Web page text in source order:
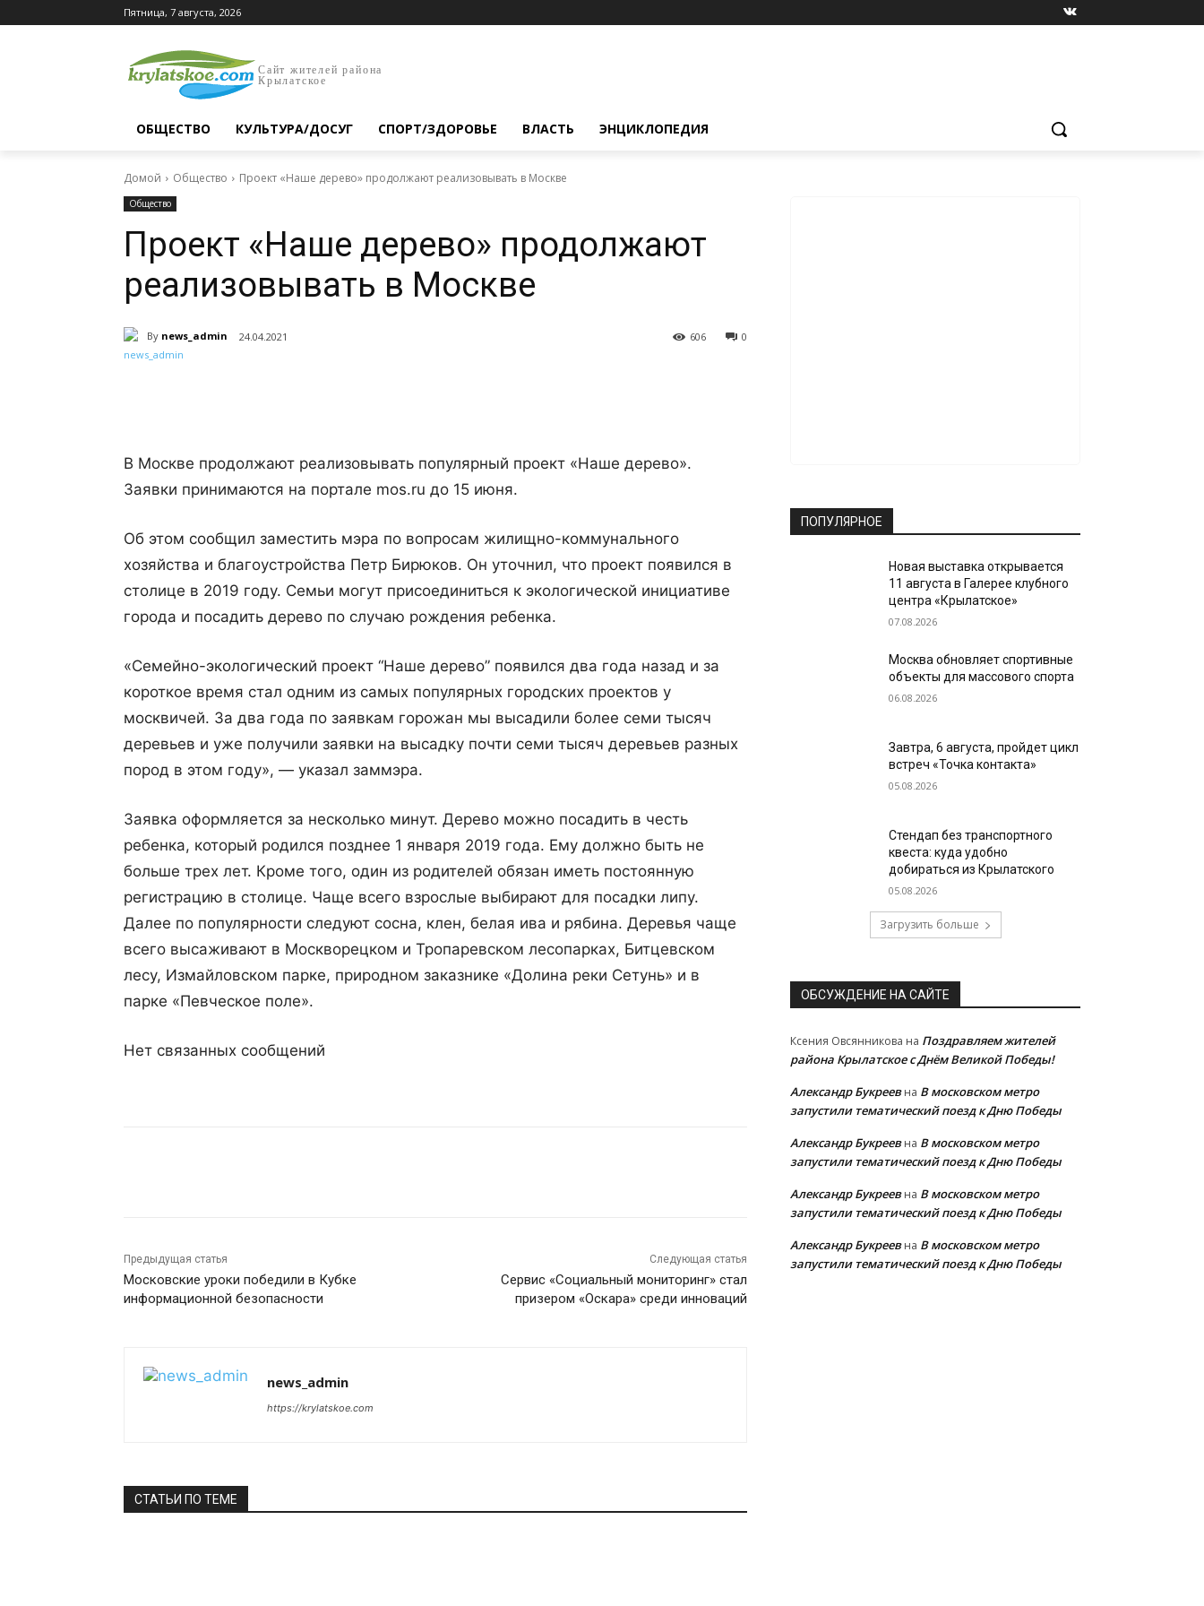
Пятница, 7 августа, 2026
Сайт жителей района
Крылатское
ОБЩЕСТВО КУЛЬТУРА/ДОСУГ СПОРТ/ЗДОРОВЬЕ ВЛАСТЬ ЭНЦИКЛОПЕДИЯ
Домой Общество Проект «Наше дерево» продолжают реализовывать в Москве
Общество
Проект «Наше дерево» продолжают
реализовывать в Москве
By news_admin 24.04.2021 0
606
В Москве продолжают реализовывать популярный проект «Наше дерево».
Заявки принимаются на портале mos.ru до 15 июня.
Об этом сообщил заместить мэра по вопросам жилищно-коммунального
хозяйства и благоустройства Петр Бирюков. Он уточнил, что проект появился в
столице в 2019 году. Семьи могут присоединиться к экологической инициативе
города и посадить дерево по случаю рождения ребенка.
«Семейно-экологический проект “Наше дерево” появился два года назад и за
короткое время стал одним из самых популярных городских проектов у
москвичей. За два года по заявкам горожан мы высадили более семи тысяч
деревьев и уже получили заявки на высадку почти семи тысяч деревьев разных
пород в этом году», — указал заммэра.
Заявка оформляется за несколько минут. Дерево можно посадить в честь
ребенка, который родился позднее 1 января 2019 года. Ему должно быть не
больше трех лет. Кроме того, один из родителей обязан иметь постоянную
регистрацию в столице. Чаще всего взрослые выбирают для посадки липу.
Далее по популярности следуют сосна, клен, белая ива и рябина. Деревья чаще
всего высаживают в Москворецком и Тропаревском лесопарках, Битцевском
лесу, Измайловском парке, природном заказнике «Долина реки Сетунь» и в
парке «Певческое поле».
Нет связанных сообщений
Предыдущая статья
Московские уроки победили в Кубке
информационной безопасности
Следующая статья
Сервис «Социальный мониторинг» стал
призером «Оскара» среди инноваций
news_admin
https://krylatskoe.com
СТАТЬИ ПО ТЕМЕ
ПОПУЛЯРНОЕ
Новая выставка открывается
11 августа в Галерее клубного
центра «Крылатское»
07.08.2026
Москва обновляет спортивные
объекты для массового спорта
06.08.2026
Завтра, 6 августа, пройдет цикл
встреч «Точка контакта»
05.08.2026
Стендап без транспортного
квеста: куда удобно
добираться из Крылатского
05.08.2026
Загрузить больше
ОБСУЖДЕНИЕ НА САЙТЕ
Ксения Овсянникова на Поздравляем жителей
района Крылатское с Днём Великой Победы!
Александр Букреевна В московском метро
запустили тематический поезд к Дню Победы
Александр Букреевна В московском метро
запустили тематический поезд к Дню Победы
Александр Букреевна В московском метро
запустили тематический поезд к Дню Победы
Александр Букреевна В московском метро
запустили тематический поезд к Дню Победы